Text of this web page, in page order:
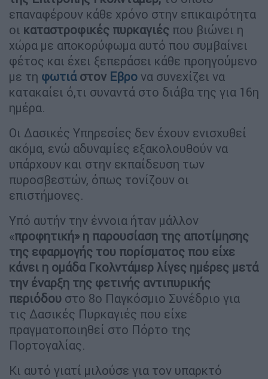
επαναφέρουν κάθε χρόνο στην επικαιρότητα
οι καταστροφικές πυρκαγιές που βιώνει η
χώρα με αποκορύφωμα αυτό που συμβαίνει
φέτος και έχει ξεπεράσει κάθε προηγούμενο
με τη φωτιάστον Εβρο να συνεχίζει να
κατακαίει ό,τι συναντά στο διάβα της για 16η
ημέρα.
Οι Δασικές Υπηρεσίες δεν έχουν ενισχυθεί
ακόμα, ενώ αδυναμίες εξακολουθούν να
υπάρχουν και στην εκπαίδευση των
πυροσβεστών, όπως τονίζουν οι
επιστήμονες.
Υπό αυτήν την έννοια ήταν μάλλον
«προφητική» η παρουσίαση της αποτίμησης
της εφαρμογής του πορίσματος που είχε
κάνει η ομάδα Γκολντάμερ λίγες ημέρες μετά
την έναρξη της φετινής αντιπυρικής
περιόδου στο 8ο Παγκόσμιο Συνέδριο για
τις Δασικές Πυρκαγιές που είχε
πραγματοποιηθεί στο Πόρτο της
Πορτογαλίας.
Κι αυτό γιατί μιλούσε για τον υπαρκτό